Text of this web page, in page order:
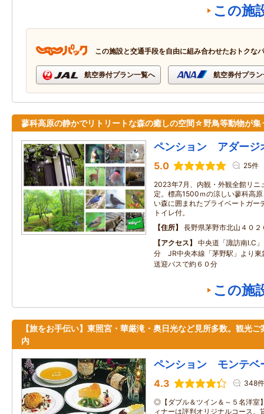
この施
この施設と交通手段を自由に組み合わせたおトクな
航空券付プラン一覧へ 航空券付プラ
蓼科高原の静かでリトリートな森の癒しの空間☆野鳥等動物が集
ペンション アダージ
5.0 25件
2023年7月、内観・外観全館リニ
定。標高1500ｍの涼しい蓼科高
い森に囲まれたプライベートガー
トイレ付。
住所
長野県茅野市北山４０
アクセス
中央道「諏訪南I.C
分 JR中央本線「茅野駅」より東
送迎バスで約６０分
この施
【旅をお手伝い】東照宮・華厳滝・奥日光など見所多数。観光ご
内
ペンション モンテベ
4.3 348件
◎【ダブル＆ツイン＆～５名洋室
ィナーは評判オリジナルコース。